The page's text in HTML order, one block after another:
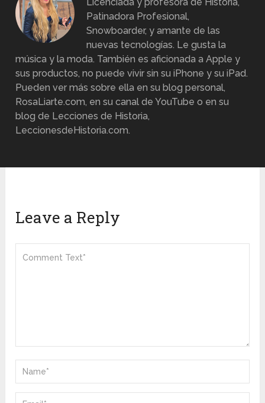
Patinadora Profesional,
Snowboarder, y amante de las
nuevas tecnologías. Le gusta la
música y la moda. También es aficionada a Apple y
sus productos, no puede vivir sin su iPhone y su iPad.
Pueden ver más sobre ella en su blog personal,
RosaLiarte.com, en su canal de YouTube o en su
blog de Lecciones de Historia,
LeccionesdeHistoria.com.
Leave a Reply